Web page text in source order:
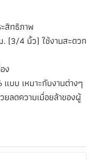
สิทธิภาพ
(3/4 นิ้ว) ใช้งานสะดวก
ง
บบ เหมาะกับงานต่างๆ
ลดความเมื่อยล้าของผู้